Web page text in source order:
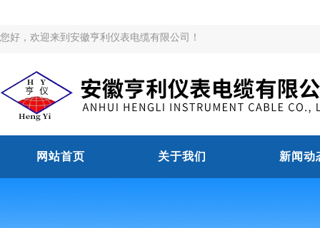
您好，欢迎来到安徽亨利仪表电缆有限公司！
网站首页 关于我们 新闻动